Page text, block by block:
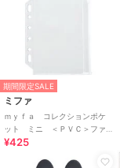
期間限定SALE
ミファ
ｍｙｆａ コレクションポケ
ット ミニ ＜ＰＶＣ＞ファ
スナー付
¥425